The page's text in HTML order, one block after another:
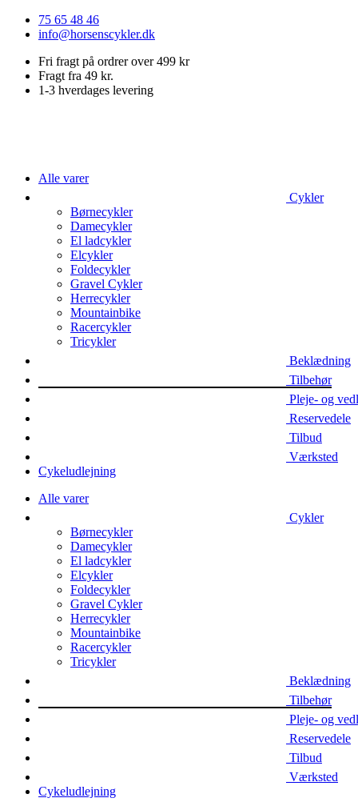
Videre 75 65 48 46
info@horsenscykler.dk
Fri fragt på ordrer over 499 kr
Fragt fra 49 kr.
1-3 hverdages levering
Alle varer
Cykler
Børnecykler
Damecykler
El ladcykler
Elcykler
Foldecykler
Gravel Cykler
Herrecykler
Mountainbike
Racercykler
Tricykler
Beklædning
Tilbehør
Pleje- og
Reservedele
Tilbud
Værksted
Cykeludlejning
Alle varer
Cykler
Børnecykler
Damecykler
El ladcykler
Elcykler
Foldecykler
Gravel Cykler
Herrecykler
Mountainbike
Racercykler
Tricykler
Beklædning
Tilbehør
Pleje- og
Reservedele
Tilbud
Værksted
Cykeludlejning